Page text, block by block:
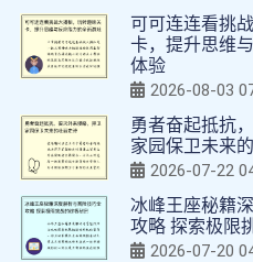
可可连连看挑
卡，提升思维
体验
2026-08-03
勇者奋起抵抗
家园保卫未来
2026-07-22
冰峰王座秘籍
攻略 探索极限
2026-07-20